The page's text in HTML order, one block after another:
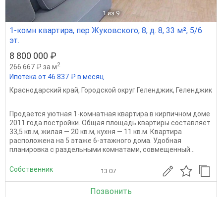
1 из 9
1-комн квартира, пер Жуковского, 8, д. 8, 33 м², 5/6
эт.
8 800 000 ₽
266 667 ₽ за м2
Ипотека от 46 837 ₽ в месяц
Краснодарский край, Городской округ Геленджик, Геленджик
Продается уютная 1-комнатная квартира в кирпичном доме
2011 года постройки. Общая площадь квартиры составляет
33,5 кв.м, жилая — 20 кв.м, кухня — 11 кв.м. Квартира
расположена на 5 этаже 6-этажного дома. Удобная
планировка с раздельными комнатами, совмещенный...
Собственник 13.07
Позвонить